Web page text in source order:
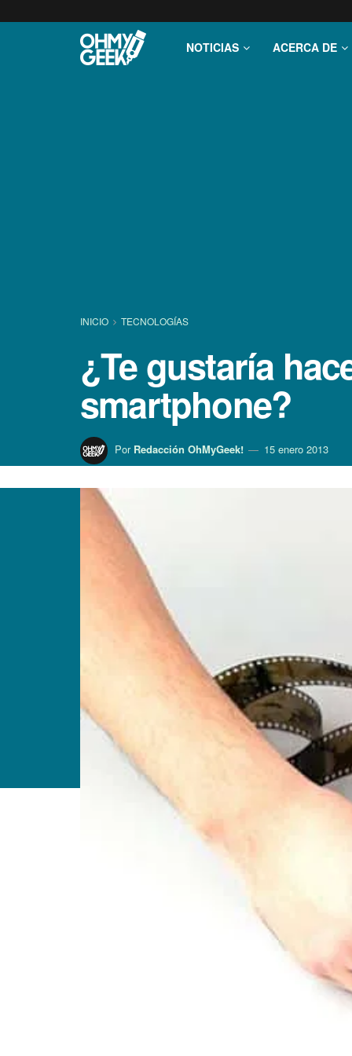
NOTICIAS ACERCA DE
INICIO TECNOLOGÍ­AS
¿Te gustarí­a
smartphone?
Por Redacción OhMyGeek! 15 enero 2013